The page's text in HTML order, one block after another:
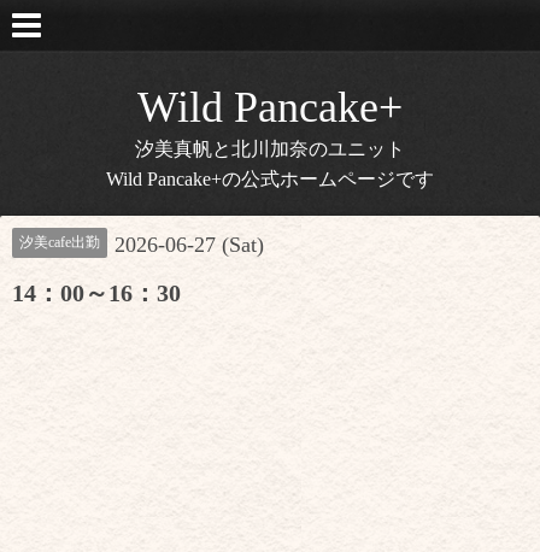
Wild Pancake+
汐美真帆と北川加奈のユニット
Wild Pancake+の公式ホームページです
汐美cafe出勤 2026-06-27 (Sat)
14：00～16：30